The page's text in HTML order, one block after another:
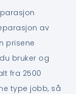
av
prisene
bruker og
fra 2500
type jobb, så